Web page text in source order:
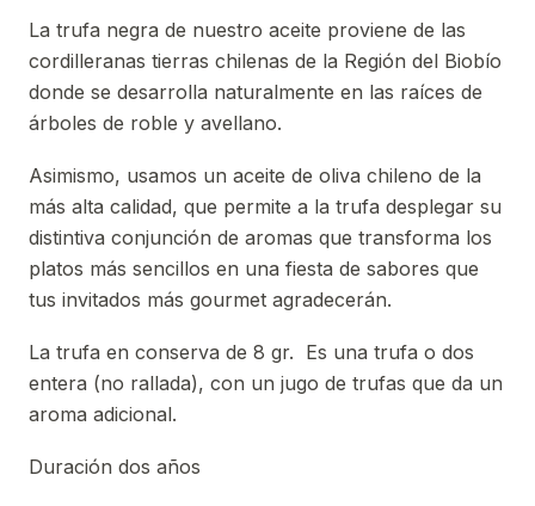
La trufa negra de nuestro aceite proviene de las
cordilleranas tierras chilenas de la Región del Biobío
donde se desarrolla naturalmente en las raíces de
árboles de roble y avellano.
Asimismo, usamos un aceite de oliva chileno de la
más alta calidad, que permite a la trufa desplegar su
distintiva conjunción de aromas que transforma los
platos más sencillos en una fiesta de sabores que
tus invitados más gourmet agradecerán.
La trufa en conserva de 8 gr. Es una trufa o dos
entera (no rallada), con un jugo de trufas que da un
aroma adicional.
Duración dos años